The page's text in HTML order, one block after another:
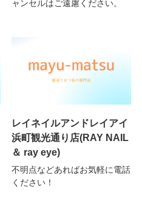
ャンセルはご遠慮ください。
レイネイルアンドレイアイ
浜町観光通り店(RAY NAIL
＆ ray eye)
不明点などあればお気軽に電話
ください！